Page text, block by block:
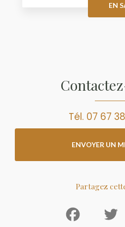
EN
Tél. 07 67
ENVOYER UN
Partagez